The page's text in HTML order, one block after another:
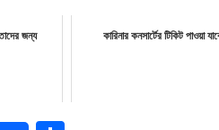
জন্য
কারিনার কনসার্টের টিকিট পাওয়া